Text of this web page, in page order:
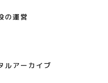
の運営
ルアーカイブ